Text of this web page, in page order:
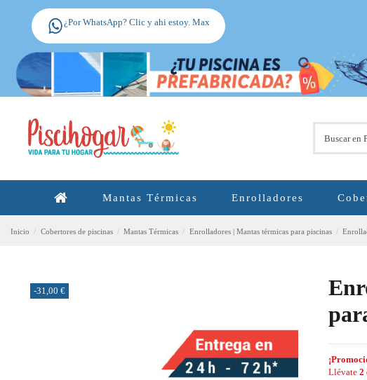
¿Por WhatsApp? Clic y ahi estoy. Max
Mantas Térmicas Enrolladores
Inicio Cobertores de piscinas Mantas Térmicas Enrolladores | Mantas térmicas para piscinas
-31,00 €
Llévate 2